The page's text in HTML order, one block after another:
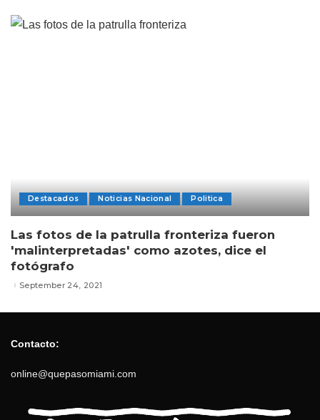
Destacados Noticias Nacional Politica
Las fotos de la patrulla fronteriza fueron
'malinterpretadas' como azotes, dice el
fotógrafo
September 24, 2021
Contacto:
online@quepasomiami.com